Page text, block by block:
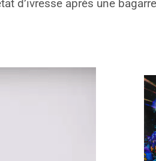
d’ivresse après une